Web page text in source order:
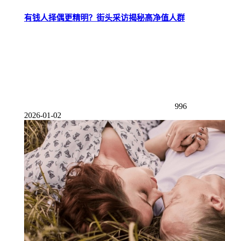
有钱人择偶更精明？街头采访揭秘高净值人群
996
2026-01-02